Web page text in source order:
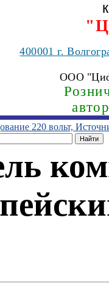
400001г.
ООО
220 вольт,